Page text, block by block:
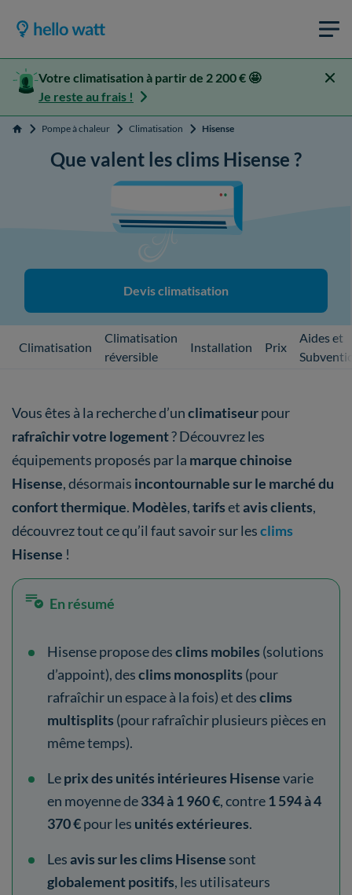
Votre climatisation à partir de 2 200 € 🤩
Je reste au frais !
Accueil Pompe à chaleur Climatisation Hisense
Que valent les clims Hisense ?
Devis climatisation
Climatisation
Climatisation
réversible
Installation Prix
Aides et
Vous êtes à la recherche d’unclimatiseurpour
rafraîchir votre logement? Découvrez les
équipements proposés par la marque chinoise
Hisense, désormais incontournable sur le marché du
confort thermique. Modèles,tarifsetavis clients,
découvrez tout ce qu’il faut savoir sur lesclims
Hisense !
En résumé
Hisense propose desclims mobiles (solutions
d’appoint), desclims monosplits (pour
rafraîchir un espace à la fois) et desclims
multisplits (pour rafraîchir plusieurs pièces en
même temps).
Leprix des unités intérieures Hisensevarie
en moyenne de334 à 1 960 €, contre1 594 à 4
370 €pour les unités extérieures.
Lesavis sur les clims Hisense sont
globalement positifs, les utilisateurs